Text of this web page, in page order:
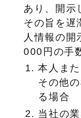
あり、開示
その旨を遅
人情報の開
000円の手
本人ま
その他
る場合
当社の